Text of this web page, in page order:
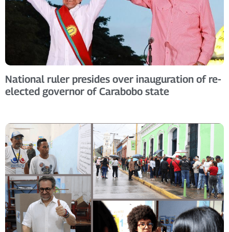
National ruler presides over inauguration of re-
elected governor of Carabobo state